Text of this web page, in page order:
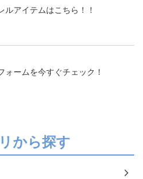
ルアイテムはこちら！！
ォームを今すぐチェック！
から探す